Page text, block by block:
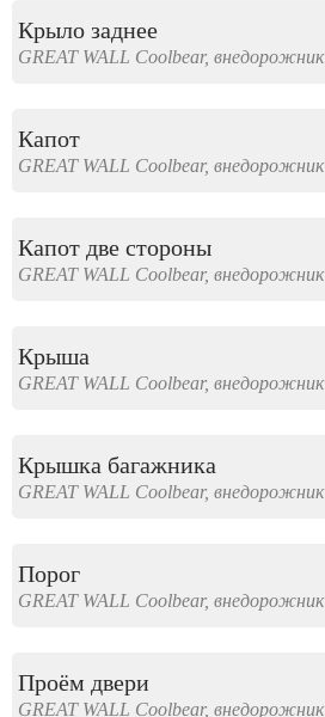
Крыло заднее
GREAT WALL Coolbear, внедорожник
Капот
GREAT WALL Coolbear, внедорожник
Капот две стороны
GREAT WALL Coolbear, внедорожник
Крыша
GREAT WALL Coolbear, внедорожник
Крышка багажника
GREAT WALL Coolbear, внедорожник
Порог
GREAT WALL Coolbear, внедорожник
Проём двери
GREAT WALL Coolbear, внедорожник